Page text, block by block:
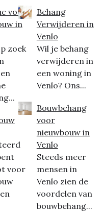
voor
in
zoek
voor
Behang
Verwijderen in
Venlo
Wil je behang
verwijderen in
een woning in
Venlo? Ons...
Bouwbehang
voor
nieuwbouw in
Venlo
Steeds meer
mensen in
Venlo zien de
voordelen van
bouwbehang...